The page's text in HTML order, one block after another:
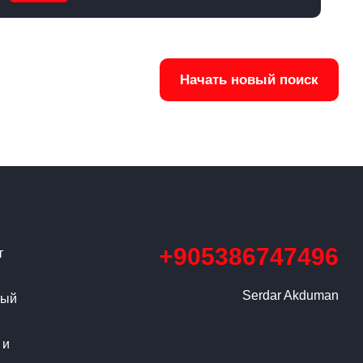
Начать новый поиск
+905386747496
Serdar Akduman